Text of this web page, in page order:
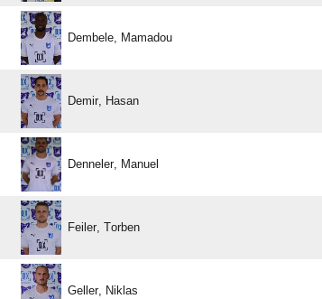
 
 
 
 
 